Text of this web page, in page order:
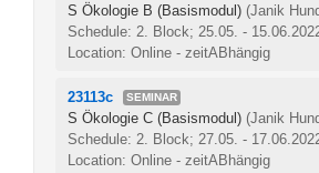
S Ökologie B (Basismodul) (Janik
Schedule: 2. Block; 25.05. -
Location: Online - zeitABhängig
23113c SEMINAR
S Ökologie C (Basismodul) (Janik
Schedule: 2. Block; 27.05. -
Location: Online - zeitABhängig